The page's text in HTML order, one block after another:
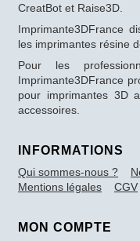
CreatBot et Raise3D.
Imprimante3DFrance
les imprimantes résine
Pour les
Imprimante3DFrance
pour imprimantes 3D
accessoires.
INFORMATIONS
Qui sommes-nous ?
Mentions légales
CGV
MON COMPTE